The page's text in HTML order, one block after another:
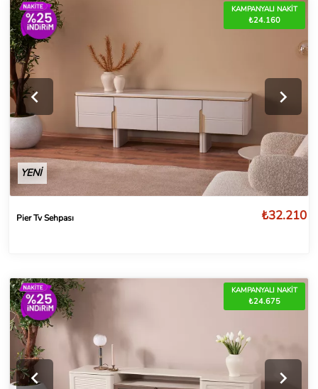
KAMPANYALI NAKİT
₺24.160
YENİ
Pier Tv Sehpası ₺32.210
KAMPANYALI NAKİT
₺24.675